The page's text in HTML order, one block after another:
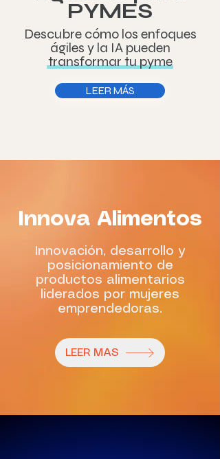
PYMES
Descubre cómo los enfoques
ágiles y la IA pueden
transformar tu pyme
LEER MÁS
Innova Alimentos
Innovación, desarrollo y
posicionamiento de
productos alimentarios
liderados por mujeres
emprendedoras.
LEER MÁS